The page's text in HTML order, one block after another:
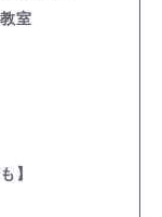
室
】